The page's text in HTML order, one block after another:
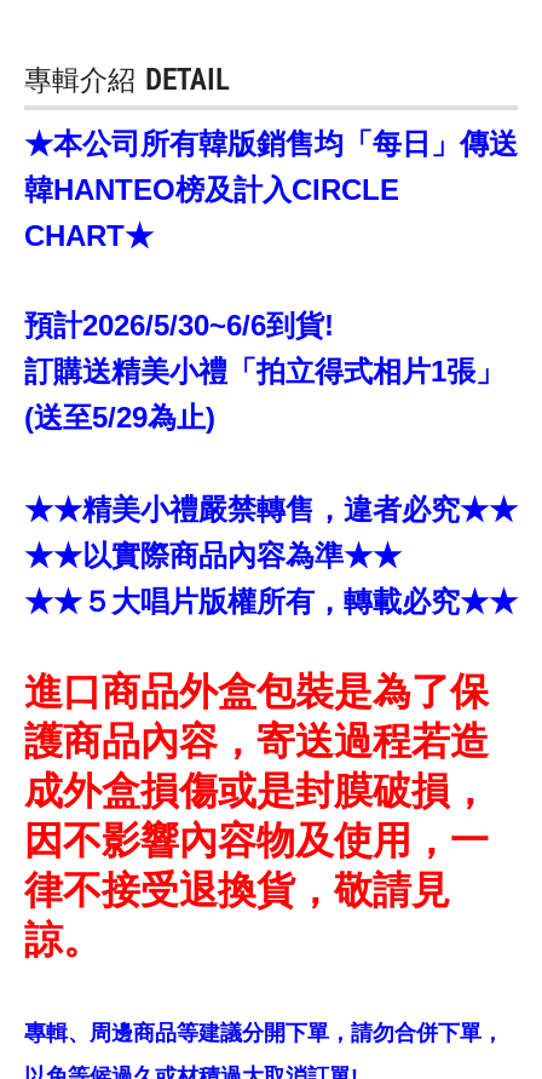
專輯介紹 DETAIL
★本公司所有韓版銷售均「每日」傳送
韓HANTEO榜及計入CIRCLE
CHART★
預計2026/5/30~6/6到貨!
訂購送精美小禮「拍立得式相片1張」
(送至5/29為止)
★★精美小禮嚴禁轉售，違者必究★★
★★以實際商品內容為準★★
★★５大唱片版權所有，轉載必究★★
進口商品外盒包裝是為了保
護商品內容，寄送過程若造
成外盒損傷或是封膜破損，
因不影響內容物及使用，一
律不接受退換貨，敬請見
諒。
專輯、周邊商品等建議分開下單，請勿合併下單，